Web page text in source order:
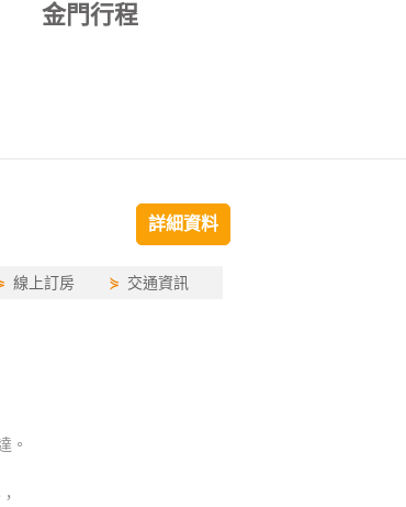
金門行程
詳細資料
線上訂房 ⋟ 交通資訊
。